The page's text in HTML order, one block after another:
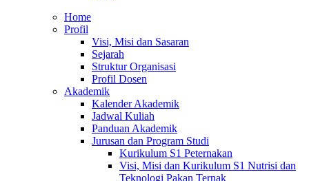
Home
Profil
Visi, Misi dan Sasaran
Sejarah
Struktur Organisasi
Profil Dosen
Akademik
Kalender Akademik
Jadwal Kuliah
Panduan Akademik
Jurusan dan Program Studi
Kurikulum S1 Peternakan
Visi, Misi dan Kurikulum S1 Nutrisi dan
Teknologi Pakan Ternak